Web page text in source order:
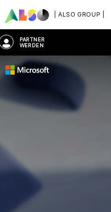
| ALSO GROUP |
PARTNER
WERDEN